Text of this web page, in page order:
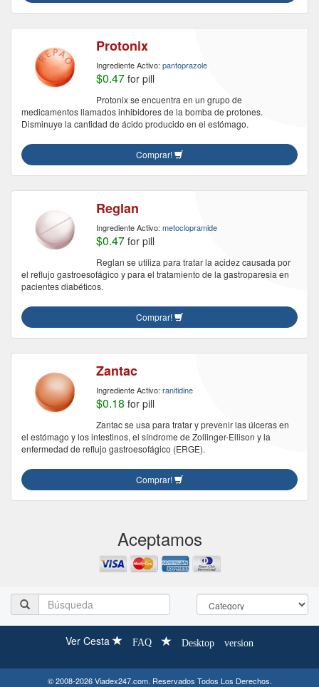
Protonix
Ingrediente Activo: pantoprazole
$0.47 for pill
Protonix se encuentra en un grupo de
medicamentos llamados inhibidores de la bomba de protones.
Disminuye la cantidad de ácido producido en el estómago.
Comprar!
Reglan
Ingrediente Activo: metoclopramide
$0.47 for pill
Reglan se utiliza para tratar la acidez causada por
el reflujo gastroesofágico y para el tratamiento de la gastroparesia en
pacientes diabéticos.
Comprar!
Zantac
Ingrediente Activo: ranitidine
$0.18 for pill
Zantac se usa para tratar y prevenir las úlceras en
el estómago y los intestinos, el síndrome de Zollinger-Ellison y la
enfermedad de reflujo gastroesofágico (ERGE).
Comprar!
Aceptamos
Ver Cesta FAQ Desktop version
© 2008-2026 Viadex247.com. Reservados Todos Los Derechos.